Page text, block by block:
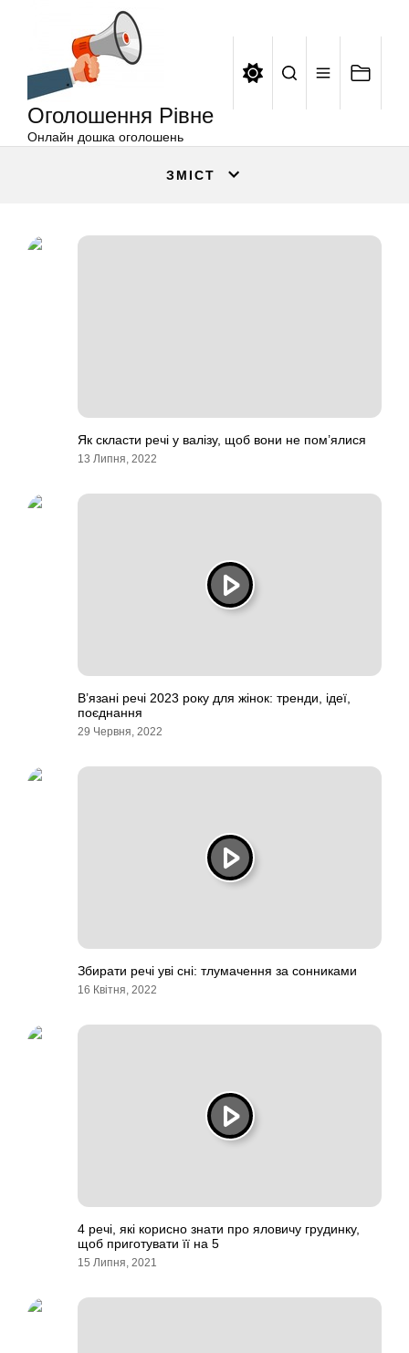
Оголошення Рівне
Онлайн дошка оголошень
ЗМІСТ
Як скласти речі у валізу, щоб вони не пом’ялися
13 Липня, 2022
В’язані речі 2023 року для жінок: тренди, ідеї,
поєднання
29 Червня, 2022
Збирати речі уві сні: тлумачення за сонниками
16 Квітня, 2022
4 речі, які корисно знати про яловичу грудинку,
щоб приготувати її на 5
15 Липня, 2021